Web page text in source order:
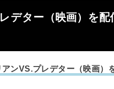
デター（映画）を
アンVS.プレデター（映画）